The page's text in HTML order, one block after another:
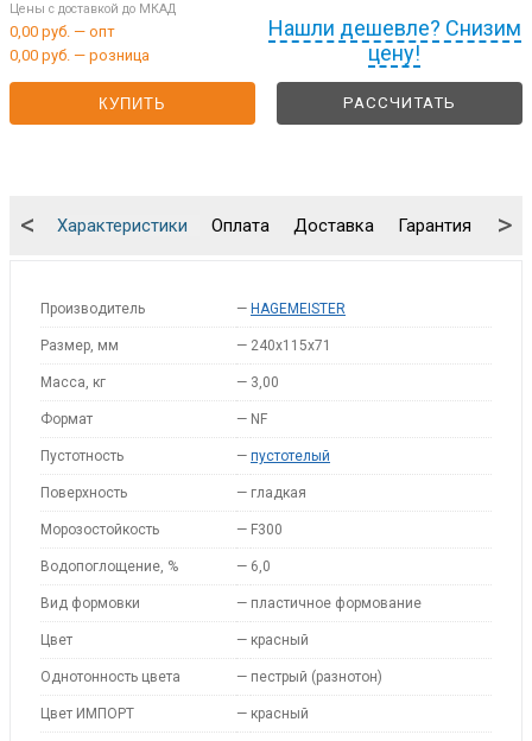
Нашли дешевле? Снизим
цену!
Цены с доставкой до МКАД
0,00 руб. — опт
0,00 руб. — розница
КУПИТЬ РАССЧИТАТЬ
Характеристики Оплата Доставка Гарантия
< >
Производитель — HAGEMEISTER
Размер, мм — 240x115x71
Масса, кг — 3,00
Формат — NF
Пустотность — пустотелый
Поверхность — гладкая
Морозостойкость — F300
Водопоглощение, % — 6,0
Вид формовки — пластичное формование
Цвет — красный
Однотонность цвета — пестрый (разнотон)
Цвет ИМПОРТ — красный